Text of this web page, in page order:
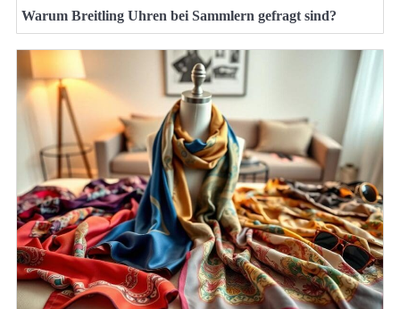
Warum Breitling Uhren bei Sammlern gefragt sind?